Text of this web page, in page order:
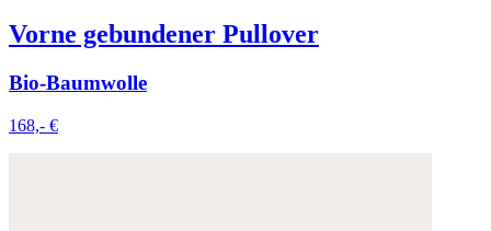
Vorne gebundener Pullover
Bio-Baumwolle
168,- €